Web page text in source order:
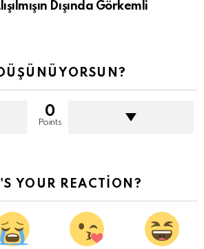
Dışında Görkemli
0
Points
YOUR REACTION?